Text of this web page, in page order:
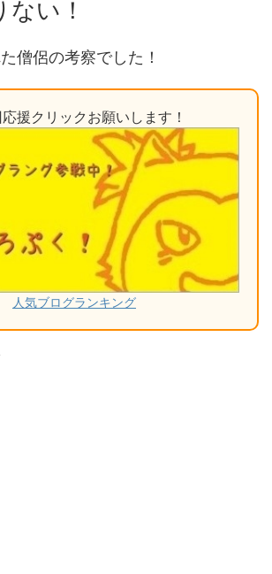
い！
僧侶の考察でした！
応援クリックお願いします！
人気ブログランキング